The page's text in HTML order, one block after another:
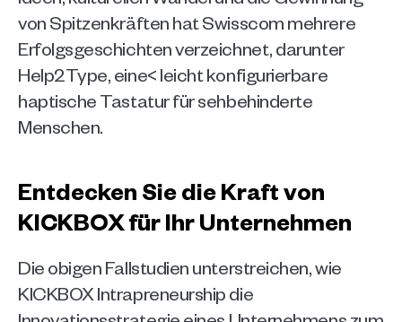
von Spitzenkräften hat Swisscom mehrere
Erfolgsgeschichten verzeichnet, darunter
Help2Type, eine< leicht konfigurierbare
haptische Tastatur für sehbehinderte
Menschen.
Entdecken Sie die Kraft von
KICKBOX für Ihr Unternehmen
Die obigen Fallstudien unterstreichen, wie
KICKBOX Intrapreneurship die